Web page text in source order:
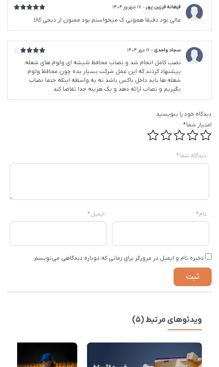
5
فرهانه فرزین پور –17 شهریور 1404
عالی بود دقیقا همونی ک میخواستم بود ممنون از دیجی کالا
از 5
سجاد واحدی–16 مهر 1404
نصب کامل انجام شد و نصاب محافظ شیشه ای ولوم های شعله
پیشنهاد کردند که این عمل شرکت بسیار بده چون محافظ ولوم‌
شعله ها باید داخل باکس باشد نه به واسطه اینکه حتما نصاب
بگیریم و نصاب ارائه دهد و یک هزینه جدا تقاضا کند
دیدگاه خود را بنویسید
امتیاز شما*
دیدگاه شما*
نام* ایمیل*
ذخیره نام و ایمیل در مرورگر برای زمانی که دوباره دیدگاهی می‌نویسم.
ویدئوهای مرتبط (5)